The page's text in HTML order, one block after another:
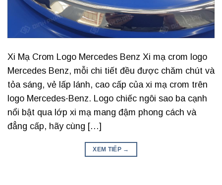
Xi Mạ Crom Logo Mercedes Benz Xi mạ crom logo
Mercedes Benz, mỗi chi tiết đều được chăm chút và
tỏa sáng, vẻ lấp lánh, cao cấp của xi mạ crom trên
logo Mercedes-Benz. Logo chiếc ngôi sao ba cạnh
nổi bật qua lớp xi mạ mang đậm phong cách và
đẳng cấp, hãy cùng […]
XEM TIẾP →